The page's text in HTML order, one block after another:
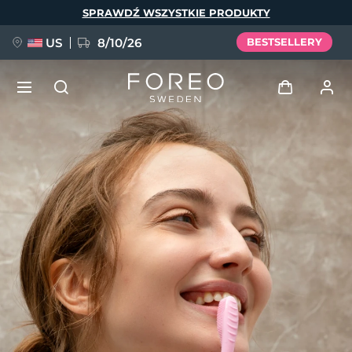
SPRAWDŹ WSZYSTKIE PRODUKTY
US 8/10/26 BESTSELLERY
Profil użytkownika
Moje urządzenia
Moje zamówienia
Moje adresy
Moje subskrypcje
NOWOŚĆ
FAQ™ Pure Beauty-Tech Elixir
BREAKING NEWS
issa™ Teeth Whitening Set
Język
English Deutsch
Español
Français
Italiano
Português
Polski
Svenska
Русский
Türkçe
简体中文 繁體中文